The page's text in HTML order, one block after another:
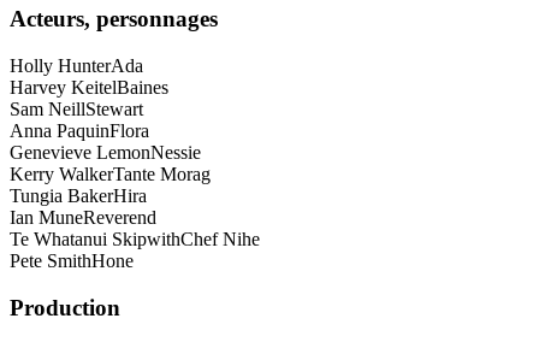
Acteurs, personnages
Holly HunterAda
Harvey KeitelBaines
Sam NeillStewart
Anna PaquinFlora
Genevieve LemonNessie
Kerry WalkerTante Morag
Tungia BakerHira
Ian MuneReverend
Te Whatanui SkipwithChef Nihe
Pete SmithHone
Production